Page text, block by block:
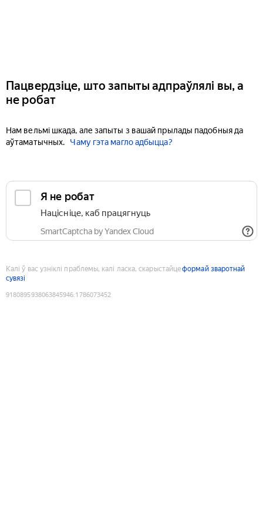
Пацвердзіце, што запыты адпраўлялі вы, а
не робат
Нам вельмі шкада, але запыты з вашай прылады падобныя да
аўтаматычных.
Чаму гэта магло адбыцца?
Я не робат
Націсніце, каб працягнуць
SmartCaptcha by Yandex Cloud
Калі ў вас узніклі праблемы, калі ласка, скарыстайцеформай зваротнай
сувязі
9180895938063845946:1786073452